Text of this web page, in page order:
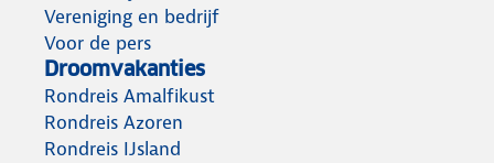
Vereniging en bedrijf
Voor de pers
Droomvakanties
Rondreis Amalfikust
Rondreis Azoren
Rondreis IJsland